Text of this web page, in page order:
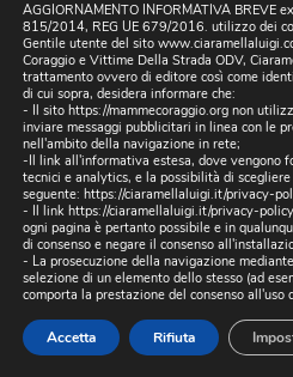
GIUGNO 2016
MAGGIO 2016
DICEMBRE 201
RECENT POSTS
DOPO GLI ESPOSTI, (ARRIVANO
MINISTERO INFRASTRUTTURE
AD INTERVENIRE SULLA STRADA
AGGIORNAMENTO INFORMATIVA BREVE
815/2014, REG UE 679/2016. utilizzo dei
Gentile utente del sito
Coraggio e Vittime Della Strada ODV,
trattamento ovvero di editore così come
di cui sopra, desidera informare che:
- Il sito https://mammecoraggio.org non
inviare messaggi pubblicitari in linea con le
nell'ambito della navigazione in rete;
-Il link all'informativa estesa, dove vengono
tecnici e analytics, e la possibilità di
seguente: https://ciaramellaluigi.it/privacy-
- Il link https://ciaramellaluigi.it/privacy-
ogni pagina è pertanto possibile e in
di consenso e negare il consenso
- La prosecuzione della navigazione
selezione di un elemento dello stesso (ad
comporta la prestazione del consenso all'uso
Accetta Rifiuta